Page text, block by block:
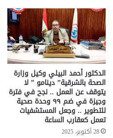
الدكتور أحمد البيلي وكيل وزارة
الصحة بالشرقية” دينامو ” لا
يتوقف عن العمل .. نجح في فترة
وجيزة في ضم ٩٩ وحدة صحية
للتطوير .. وجعل المستشفيات
تعمل كعقارب الساعة
28 أكتوبر، 2025